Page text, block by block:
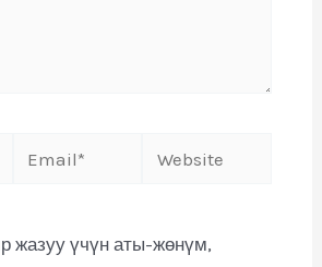
жазуу үчүн аты-жөнүм,